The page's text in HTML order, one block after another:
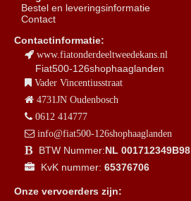
Bestel en leveringsinformatie
Contact
Contactinformatie:
www.fiatonderdeeltweedekans.nl
Fiat500-126shophaaglanden
Vader Vincentiusstraat
4731JN Oudenbosch
0612 414777
info@fiat500-126shophaaglanden
BTW Nummer:NL 001712349B98
KvK nummer: 65376706
Onze vervoerders zijn: